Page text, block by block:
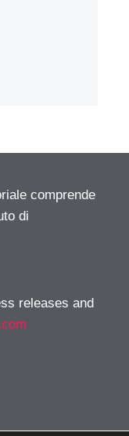
comprende
di
releases and